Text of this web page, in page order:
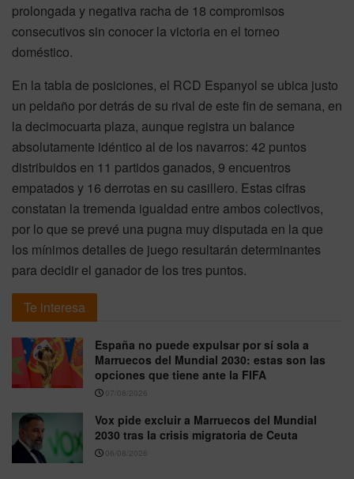
prolongada y negativa racha de 18 compromisos
consecutivos sin conocer la victoria en el torneo
doméstico.
En la tabla de posiciones, el RCD Espanyol se ubica justo
un peldaño por detrás de su rival de este fin de semana, en
la decimocuarta plaza, aunque registra un balance
absolutamente idéntico al de los navarros: 42 puntos
distribuidos en 11 partidos ganados, 9 encuentros
empatados y 16 derrotas en su casillero. Estas cifras
constatan la tremenda igualdad entre ambos colectivos,
por lo que se prevé una pugna muy disputada en la que
los mínimos detalles de juego resultarán determinantes
para decidir el ganador de los tres puntos.
Te interesa
España no puede expulsar por sí sola a
Marruecos del Mundial 2030: estas son las
opciones que tiene ante la FIFA
07/08/2026
Vox pide excluir a Marruecos del Mundial
2030 tras la crisis migratoria de Ceuta
06/08/2026